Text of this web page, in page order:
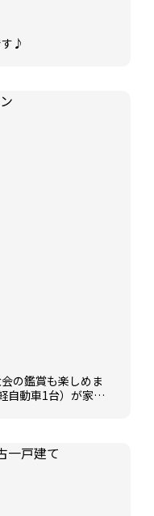
す♪
の鑑賞も楽しめま
自動車1台）が家賃